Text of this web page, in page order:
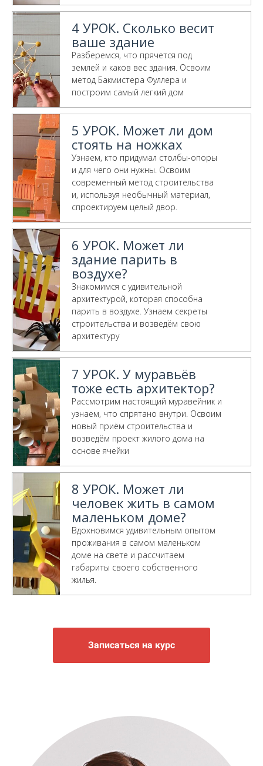
4 УРОК. Сколько весит
ваше здание
Разберемся, что прячется под
землей и каков вес здания. Освоим
метод Бакмистера Фуллера и
построим самый легкий дом
5 УРОК. Может ли дом
стоять на ножках
Узнаем, кто придумал столбы-опоры
и для чего они нужны. Освоим
современный метод строительства
и, используя необычный материал,
спроектируем целый двор.
6 УРОК. Может ли
здание парить в
воздухе?
Знакомимся с удивительной
архитектурой, которая способна
парить в воздухе. Узнаем секреты
строительства и возведём свою
архитектуру
7 УРОК. У муравьёв
тоже есть архитектор?
Рассмотрим настоящий муравейник и
узнаем, что спрятано внутри. Освоим
новый приём строительства и
возведём проект жилого дома на
основе ячейки
8 УРОК. Может ли
человек жить в самом
маленьком доме?
Вдохновимся удивительным опытом
проживания в самом маленьком
доме на свете и рассчитаем
габариты своего собственного
жилья.
Записаться на курс